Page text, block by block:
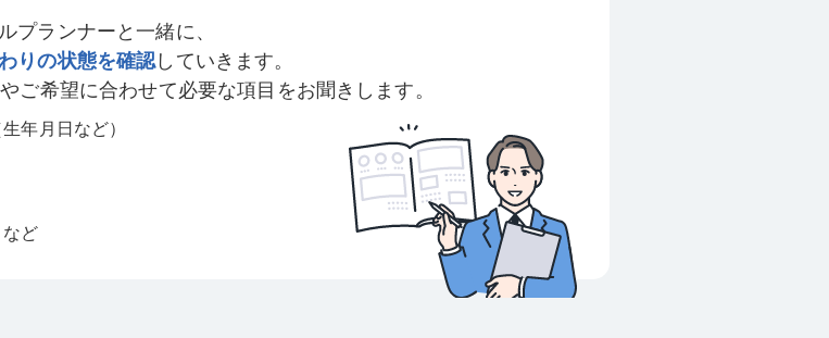
プランナーと一緒に、
りの状態を確認していきます。
ご希望に合わせて必要な項目をお聞きします。
年月日など）
ど